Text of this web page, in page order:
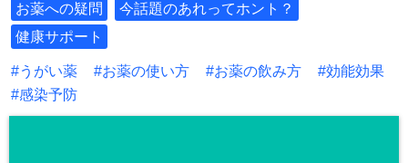
お薬への疑問
今話題のあれってホント？
健康サポート
うがい薬 お薬の使い方 お薬の飲み方
効能効果
感染予防